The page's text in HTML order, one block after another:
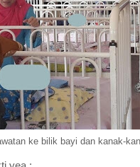
ke bilik bayi dan kanak-